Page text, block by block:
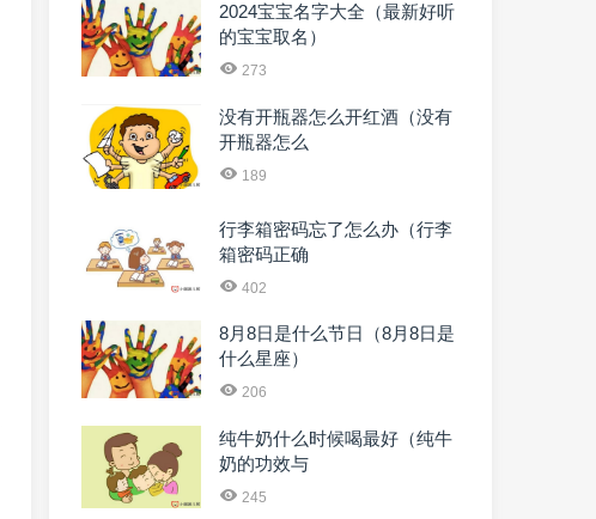
2024宝宝名字大全（最新好听
的宝宝取名）
273
没有开瓶器怎么开红酒（没有
开瓶器怎么
189
行李箱密码忘了怎么办（行李
箱密码正确
402
8月8日是什么节日（8月8日是
什么星座）
206
纯牛奶什么时候喝最好（纯牛
奶的功效与
245